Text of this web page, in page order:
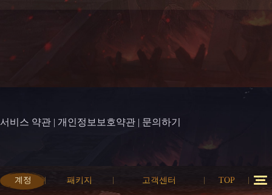
서비스 약관 | 개인정보보호약관 | 문의하기
계정 패키지 고객센터 TOP 12